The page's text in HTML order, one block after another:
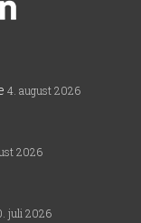
4. august 2026
2026
juli 2026